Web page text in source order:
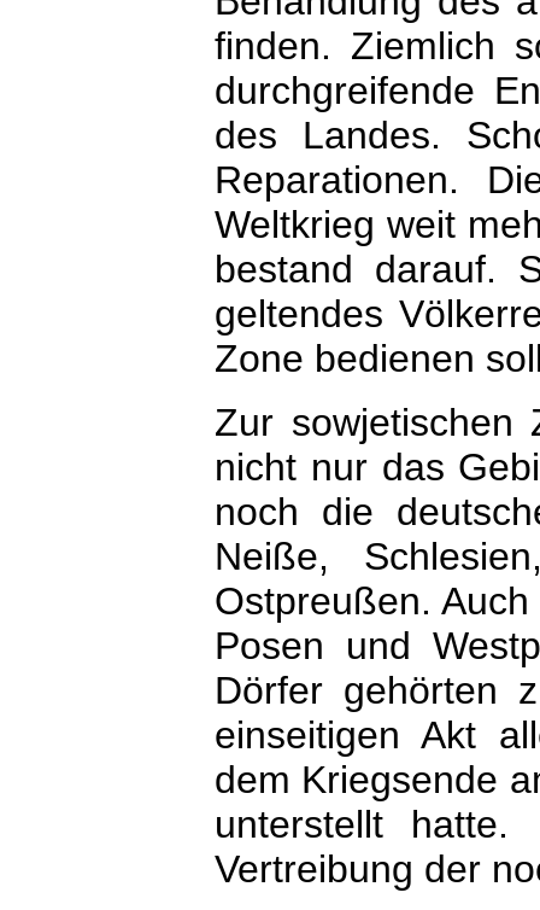
finden. Ziemlich
durchgreifende
des Landes.
Reparationen.
Weltkrieg weit
bestand darauf.
geltendes
Zone bedienen
Zur sowjetischen
nicht nur das
noch die
Neiße,
Ostpreußen.
Posen und
Dörfer gehörten
einseitigen Akt
dem Kriegsende
unterstellt
Vertreibung der